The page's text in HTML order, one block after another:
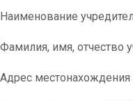
Наименование
Фамилия, имя, отчество
Адрес местонахождения